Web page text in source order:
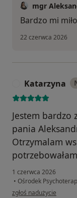
mgr
Bardzo mi
22 czerwca 2026
Katarzyna
Jestem bardzo
pania
Otrzymalam
1 czerwca 2026
• Ośrodek
w opinii użytkownika
zgłoś nadużycie